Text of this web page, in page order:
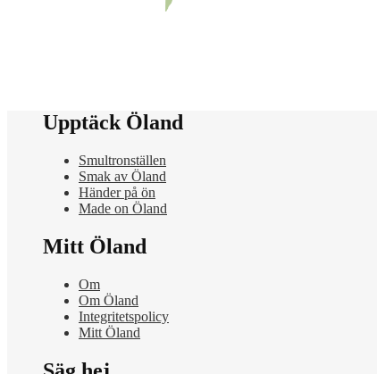
Upptäck Öland
Smultronställen
Smak av Öland
Händer på ön
Made on Öland
Mitt Öland
Om
Om Öland
Integritetspolicy
Mitt Öland